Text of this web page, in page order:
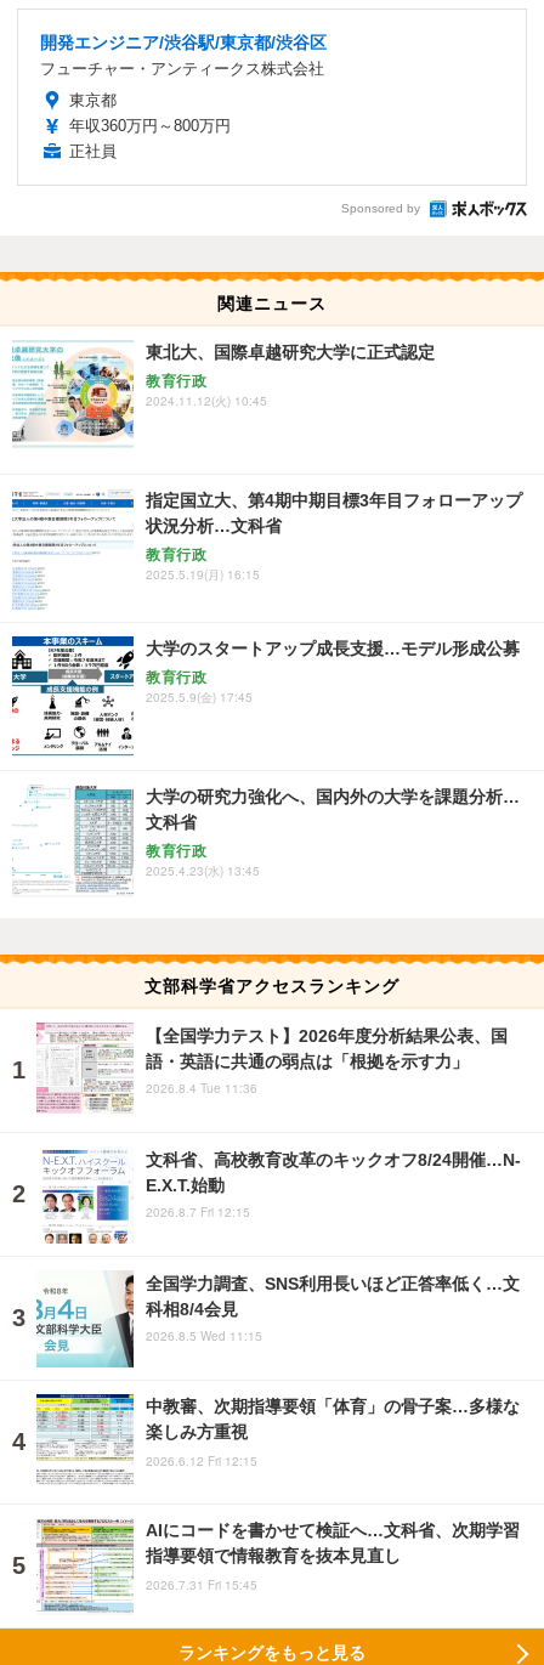
開発エンジニア/渋谷駅/東京都/渋谷区
フューチャー・アンティークス株式会社
東京都
年収360万円～800万円
正社員
Sponsored by
関連ニュース
東北大、国際卓越研究大学に正式認定
教育行政
2024.11.12(火) 10:45
指定国立大、第4期中期目標3年目フォローアップ
状況分析…文科省
教育行政
2025.5.19(月) 16:15
大学のスタートアップ成長支援…モデル形成公募
教育行政
2025.5.9(金) 17:45
大学の研究力強化へ、国内外の大学を課題分析…
文科省
教育行政
2025.4.23(水) 13:45
文部科学省アクセスランキング
【全国学力テスト】2026年度分析結果公表、国
語・英語に共通の弱点は「根拠を示す力」
2026.8.4 Tue 11:36
文科省、高校教育改革のキックオフ8/24開催…N-
E.X.T.始動
2026.8.7 Fri 12:15
全国学力調査、SNS利用長いほど正答率低く…文
科相8/4会見
2026.8.5 Wed 11:15
中教審、次期指導要領「体育」の骨子案…多様な
楽しみ方重視
2026.6.12 Fri 12:15
AIにコードを書かせて検証へ…文科省、次期学習
指導要領で情報教育を抜本見直し
2026.7.31 Fri 15:45
ランキングをもっと見る